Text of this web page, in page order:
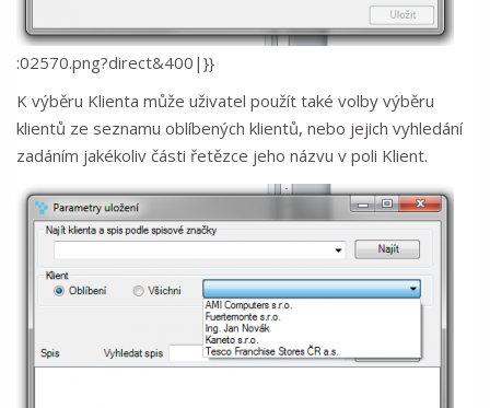
:02570.png?direct&400|}}
K výběru Klienta může uživatel použít také volby výběru
klientů ze seznamu oblíbených klientů, nebo jejich vyhledání
zadáním jakékoliv části řetězce jeho názvu v poli Klient.